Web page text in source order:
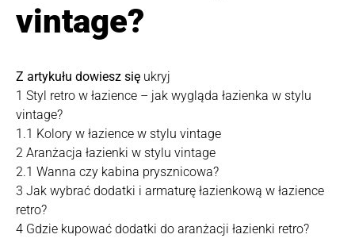
vintage?
Z artykułu dowiesz się ukryj
1 Styl retro w łazience – jak wygląda łazienka w stylu
vintage?
1.1 Kolory w łazience w stylu vintage
2 Aranżacja łazienki w stylu vintage
2.1 Wanna czy kabina prysznicowa?
3 Jak wybrać dodatki i armaturę łazienkową w łazience
retro?
4 Gdzie kupować dodatki do aranżacji łazienki retro?